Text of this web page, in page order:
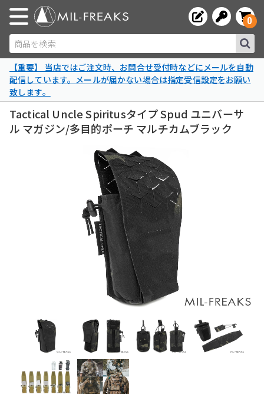
商品を検索
0
【重要】 当店ではご注文時、お問合せ受付時などにメールを自動
配信しています。メールが届かない場合は指定受信設定をお願い
致します。
Tactical Uncle Spiritusタイプ Spud ユニバーサ
ル マガジン/多目的ポーチ マルチカムブラック